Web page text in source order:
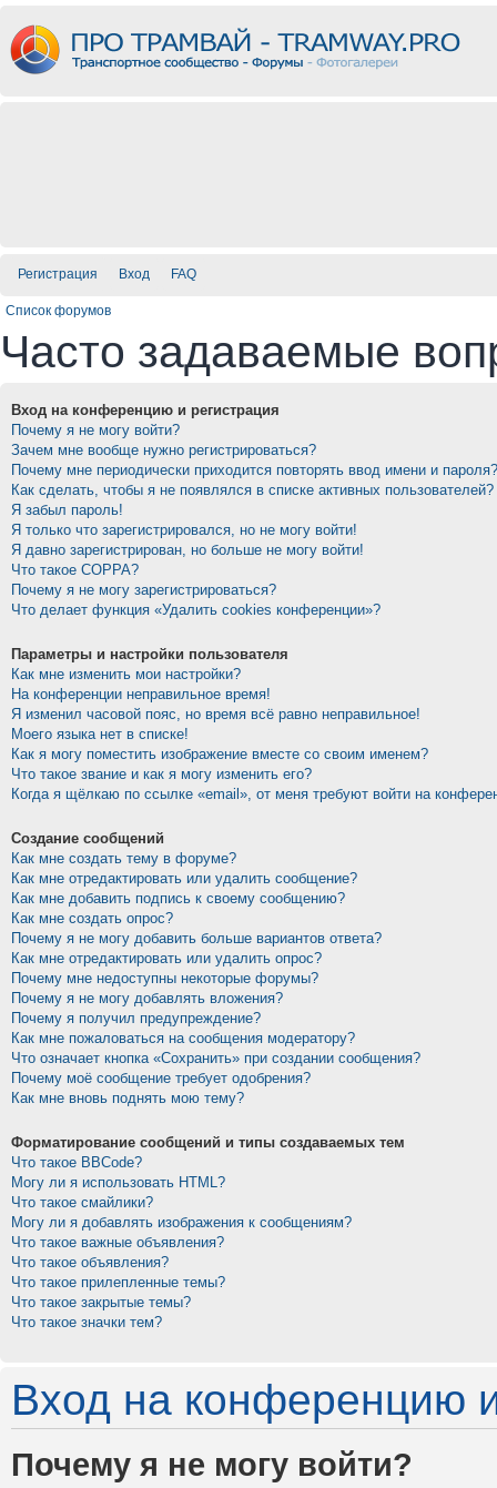
Регистрация Вход FAQ
Список форумов
Часто задаваемые
Вход на конференцию и регистрация
Почему я не могу войти?
Зачем мне вообще нужно регистрироваться?
Почему мне периодически приходится повторять ввод имени и пароля?
Как сделать, чтобы я не появлялся в списке активных пользователей?
Я забыл пароль!
Я только что зарегистрировался, но не могу войти!
Я давно зарегистрирован, но больше не могу войти!
Что такое COPPA?
Почему я не могу зарегистрироваться?
Что делает функция «Удалить cookies конференции»?
Параметры и настройки пользователя
Как мне изменить мои настройки?
На конференции неправильное время!
Я изменил часовой пояс, но время всё равно неправильное!
Моего языка нет в списке!
Как я могу поместить изображение вместе со своим именем?
Что такое звание и как я могу изменить его?
Когда я щёлкаю по ссылке «email», от меня требуют войти на
Создание сообщений
Как мне создать тему в форуме?
Как мне отредактировать или удалить сообщение?
Как мне добавить подпись к своему сообщению?
Как мне создать опрос?
Почему я не могу добавить больше вариантов ответа?
Как мне отредактировать или удалить опрос?
Почему мне недоступны некоторые форумы?
Почему я не могу добавлять вложения?
Почему я получил предупреждение?
Как мне пожаловаться на сообщения модератору?
Что означает кнопка «Сохранить» при создании сообщения?
Почему моё сообщение требует одобрения?
Как мне вновь поднять мою тему?
Форматирование сообщений и типы создаваемых тем
Что такое BBCode?
Могу ли я использовать HTML?
Что такое смайлики?
Могу ли я добавлять изображения к сообщениям?
Что такое важные объявления?
Что такое объявления?
Что такое прилепленные темы?
Что такое закрытые темы?
Что такое значки тем?
Вход на конференцию
Почему я не могу войти?